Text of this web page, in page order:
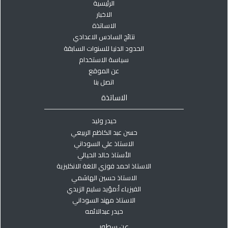
الرئيسية
الاخبار
الاساتذة
نتائج السادس الاعدادي
الحدود الدنيا للسنوات السابقة
سياسة الاستخدام
عن الموقع
اتصل بنا
الاساتذة
حيدر وليد
حسن عبد الكاظم الربيعي
الاستاذ علي السوداني
الأستاذ خالد الحيالي
الاستاذ احمد فوزي اللغة الانكليزية
الاستاذ حسين الهاشمي
الفيزياء أ:مؤيد سليم الزيدي
الاستاذ مهند السوداني
حيدر عبدالائمه